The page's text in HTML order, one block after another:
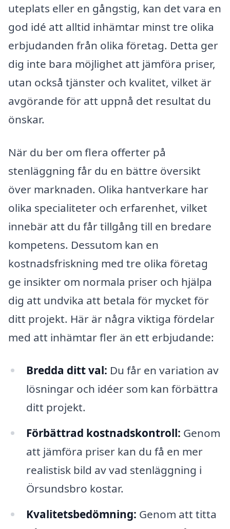
uteplats eller en gångstig, kan det vara en
god idé att alltid inhämtar minst tre olika
erbjudanden från olika företag. Detta ger
dig inte bara möjlighet att jämföra priser,
utan också tjänster och kvalitet, vilket är
avgörande för att uppnå det resultat du
önskar.
När du ber om flera offerter på
stenläggning får du en bättre översikt
över marknaden. Olika hantverkare har
olika specialiteter och erfarenhet, vilket
innebär att du får tillgång till en bredare
kompetens. Dessutom kan en
kostnadsfriskning med tre olika företag
ge insikter om normala priser och hjälpa
dig att undvika att betala för mycket för
ditt projekt. Här är några viktiga fördelar
med att inhämtar fler än ett erbjudande:
Bredda ditt val: Du får en variation av
lösningar och idéer som kan förbättra
ditt projekt.
Förbättrad kostnadskontroll: Genom
att jämföra priser kan du få en mer
realistisk bild av vad stenläggning i
Örsundsbro kostar.
Kvalitetsbedömning: Genom att titta